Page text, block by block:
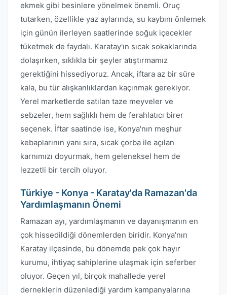
ekmek gibi besinlere yönelmek önemli. Oruç
tutarken, özellikle yaz aylarında, su kaybını önlemek
için günün ilerleyen saatlerinde soğuk içecekler
tüketmek de faydalı. Karatay'ın sıcak sokaklarında
dolaşırken, sıklıkla bir şeyler atıştırmamız
gerektiğini hissediyoruz. Ancak, iftara az bir süre
kala, bu tür alışkanlıklardan kaçınmak gerekiyor.
Yerel marketlerde satılan taze meyveler ve
sebzeler, hem sağlıklı hem de ferahlatıcı birer
seçenek. İftar saatinde ise, Konya'nın meşhur
kebaplarının yanı sıra, sıcak çorba ile açılan
karnımızı doyurmak, hem geleneksel hem de
lezzetli bir tercih oluyor.
Türkiye - Konya - Karatay'da Ramazan'da
Yardımlaşmanın Önemi
Ramazan ayı, yardımlaşmanın ve dayanışmanın en
çok hissedildiği dönemlerden biridir. Konya'nın
Karatay ilçesinde, bu dönemde pek çok hayır
kurumu, ihtiyaç sahiplerine ulaşmak için seferber
oluyor. Geçen yıl, birçok mahallede yerel
derneklerin düzenlediği yardım kampanyalarına